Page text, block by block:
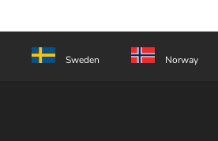
Sweden Norway